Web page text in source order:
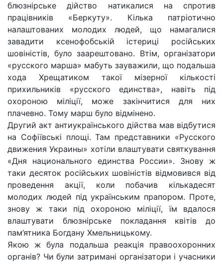
блюзнірське дійство натикалися на спротив
працівників «Беркуту». Кілька патріотично
налаштованих молодих людей, що намагалися
завадити ксенофобській істериці російських
шовіністів, було заарештовано. Втім, організатори
«русского марша» мабуть зауважили, що подальша
хода Хрещатиком такої мізерної кількості
прихильників «русского единства», навіть під
охороною міліції, може закінчитися для них
плачевно. Тому марш було відмінено.
Другий акт антиукраїнського дійства мав відбутися
на Софіївські площі. Там представники «Русского
движения Украины» хотіли влаштувати святкування
«Дня национального единства России». Знову ж
таки десяток російських шовіністів відмовився від
проведення акції, коли побачив кількадесят
молодих людей під українським прапором. Проте,
знову ж таки під охороною міліції, їм вдалося
влаштувати блюзнірське покладання квітів до
пам’ятника Богдану Хмельницькому.
Якою ж була подальша реакція правоохоронних
органів? Чи були затримані організатори і учасники